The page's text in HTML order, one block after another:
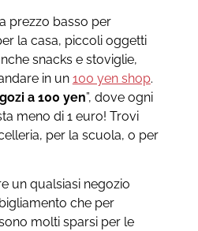
prezzo basso per
la casa, piccoli oggetti
snacks e stoviglie,
in un 100 yen shop.
a 100 yen”, dove ogni
meno di 1 euro! Trovi
per la scuola, o per
un qualsiasi negozio
che per
molti sparsi per le